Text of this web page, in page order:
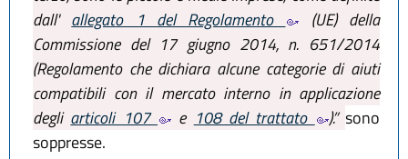
dall' allegato 1 del Regolamento
(UE) della
Commissione del 17 giugno 2014, n. 651/2014
(Regolamento che dichiara alcune categorie di aiuti
compatibili con il mercato interno in applicazione
degli articoli 107 e 108 del trattato ).”sono
soppresse.